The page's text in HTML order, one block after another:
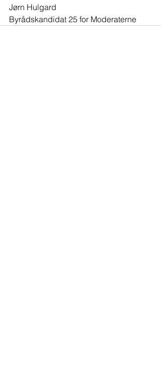
Jørn Hulgard
Byrådskandidat 25 for Moderaterne